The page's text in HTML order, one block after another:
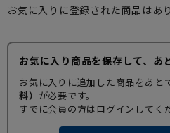
お気に入りに登録された商品はあ
お気に入り商品を保存して、あ
お気に入りに追加した商品をあと
料） が必要です。
すでに会員の方はログインしてく